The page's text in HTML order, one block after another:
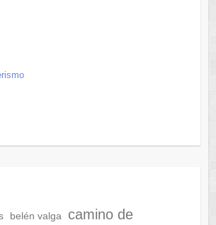
belén valga
camino de